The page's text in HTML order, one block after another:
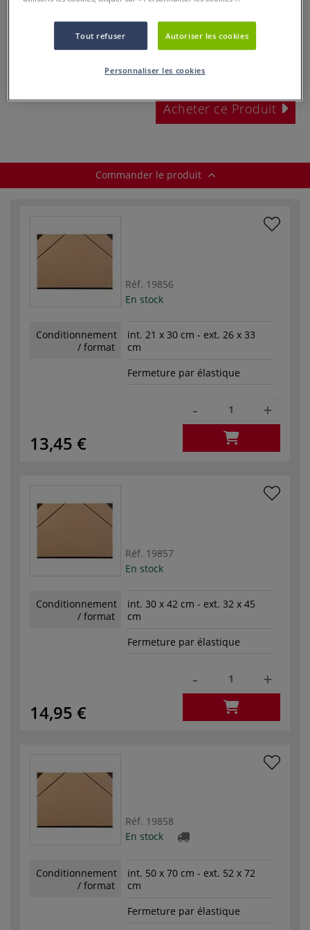
Acheter ce Produit
Commander le produit
Réf. 19856
En stock
Conditionnement
/ format
int. 21 x 30 cm - ext. 26 x 33
cm
Fermeture par élastique
13,45 €
- +
Réf. 19857
En stock
Conditionnement
/ format
int. 30 x 42 cm - ext. 32 x 45
cm
Fermeture par élastique
14,95 €
- +
Réf. 19858
En stock
Conditionnement
/ format
int. 50 x 70 cm - ext. 52 x 72
cm
Fermeture par élastique
Tout refuser Autoriser les cookies
Personnaliser les cookies